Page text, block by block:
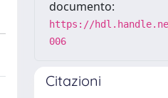
documento:
https://
006
Citazioni